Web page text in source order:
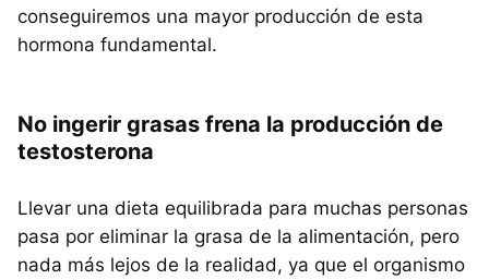
conseguiremos una mayor producción de esta
hormona fundamental.
No ingerir grasas frena la producción de
testosterona
Llevar una dieta equilibrada para muchas personas
pasa por eliminar la grasa de la alimentación, pero
nada más lejos de la realidad, ya que el organismo